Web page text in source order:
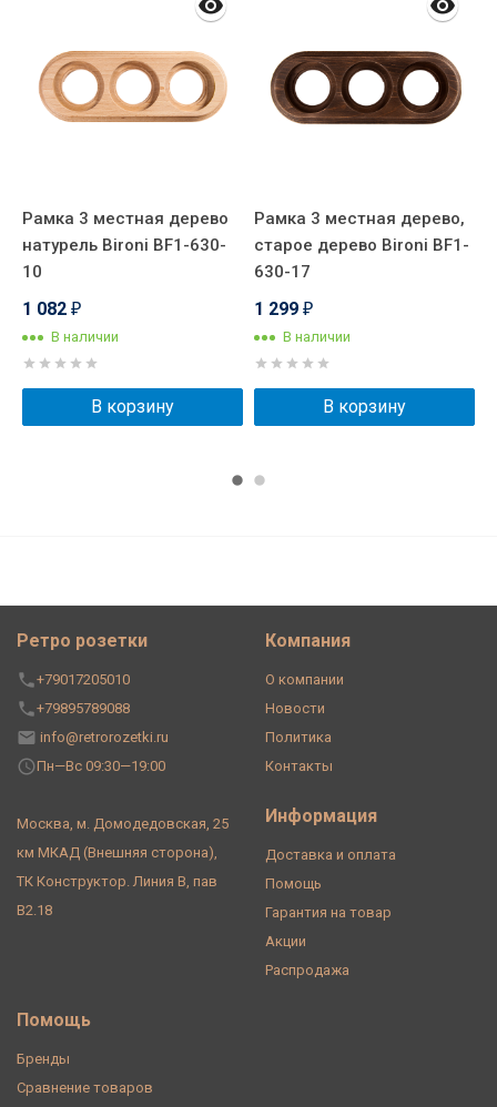
Рамка 3 местная дерево
натурель Bironi BF1-630-
10
1 082 ₽
В наличии
В корзину
Рамка 3 местная дерево,
старое дерево Bironi BF1-
630-17
1 299 ₽
В наличии
В корзину
Ретро розетки
+79017205010
+79895789088
info@retrorozetki.ru
Пн—Вс 09:30—19:00
Москва, м. Домодедовская, 25
км МКАД (Внешняя сторона),
ТК Конструктор. Линия В, пав
В2.18
Компания
О компании
Новости
Политика
Контакты
Информация
Доставка и оплата
Помощь
Гарантия на товар
Акции
Распродажа
Помощь
Бренды
Сравнение товаров